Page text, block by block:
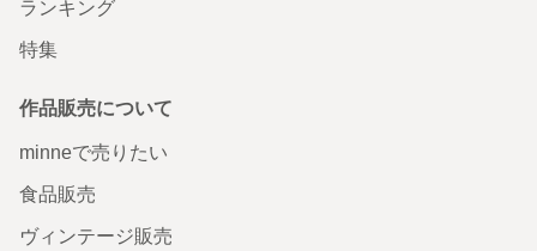
ランキング
特集
作品販売について
minneで売りたい
食品販売
ヴィンテージ販売